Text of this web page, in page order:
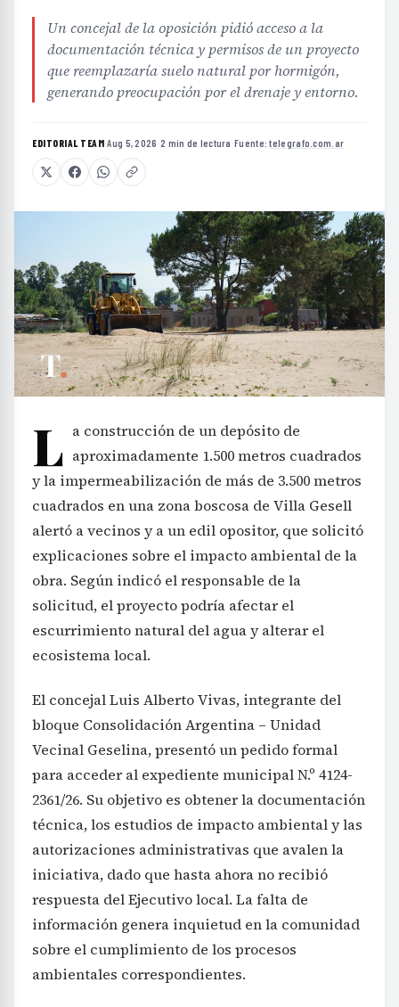
Un concejal de la oposición pidió acceso a la
documentación técnica y permisos de un proyecto
que reemplazaría suelo natural por hormigón,
generando preocupación por el drenaje y entorno.
EDITORIAL TEAM·Aug 5, 2026 ·2 min de lectura ·Fuente:telegrafo.com.ar
L a construcción de un depósito de
aproximadamente 1.500 metros cuadrados
y la impermeabilización de más de 3.500 metros
cuadrados en una zona boscosa de Villa Gesell
alertó a vecinos y a un edil opositor, que solicitó
explicaciones sobre el impacto ambiental de la
obra. Según indicó el responsable de la
solicitud, el proyecto podría afectar el
escurrimiento natural del agua y alterar el
ecosistema local.
El concejal Luis Alberto Vivas, integrante del
bloque Consolidación Argentina – Unidad
Vecinal Geselina, presentó un pedido formal
para acceder al expediente municipal N.º 4124-
2361/26. Su objetivo es obtener la documentación
técnica, los estudios de impacto ambiental y las
autorizaciones administrativas que avalen la
iniciativa, dado que hasta ahora no recibió
respuesta del Ejecutivo local. La falta de
información genera inquietud en la comunidad
sobre el cumplimiento de los procesos
ambientales correspondientes.